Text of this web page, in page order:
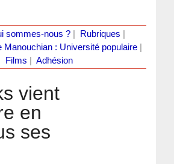
sommes-nous ?| Rubriques
Manouchian : Université populaire
Films
Adhésion
vient
en
ses